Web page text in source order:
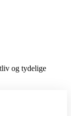
og tydelige